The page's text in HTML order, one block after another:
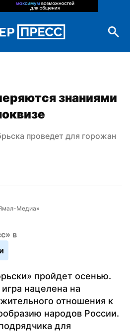
знаниями
проведет для горожан
Медиа»
в
пройдет осенью.
нацелена на
отношения к
народов России.
для